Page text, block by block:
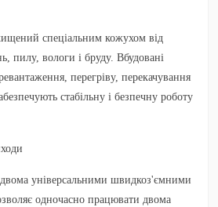
спеціальним кожухом від
пилу, вологи і бруду. Вбудовані
перегріву, перекачування
стабільну і безпечну роботу
універсальними швидкоз'ємними
одночасно працювати двома